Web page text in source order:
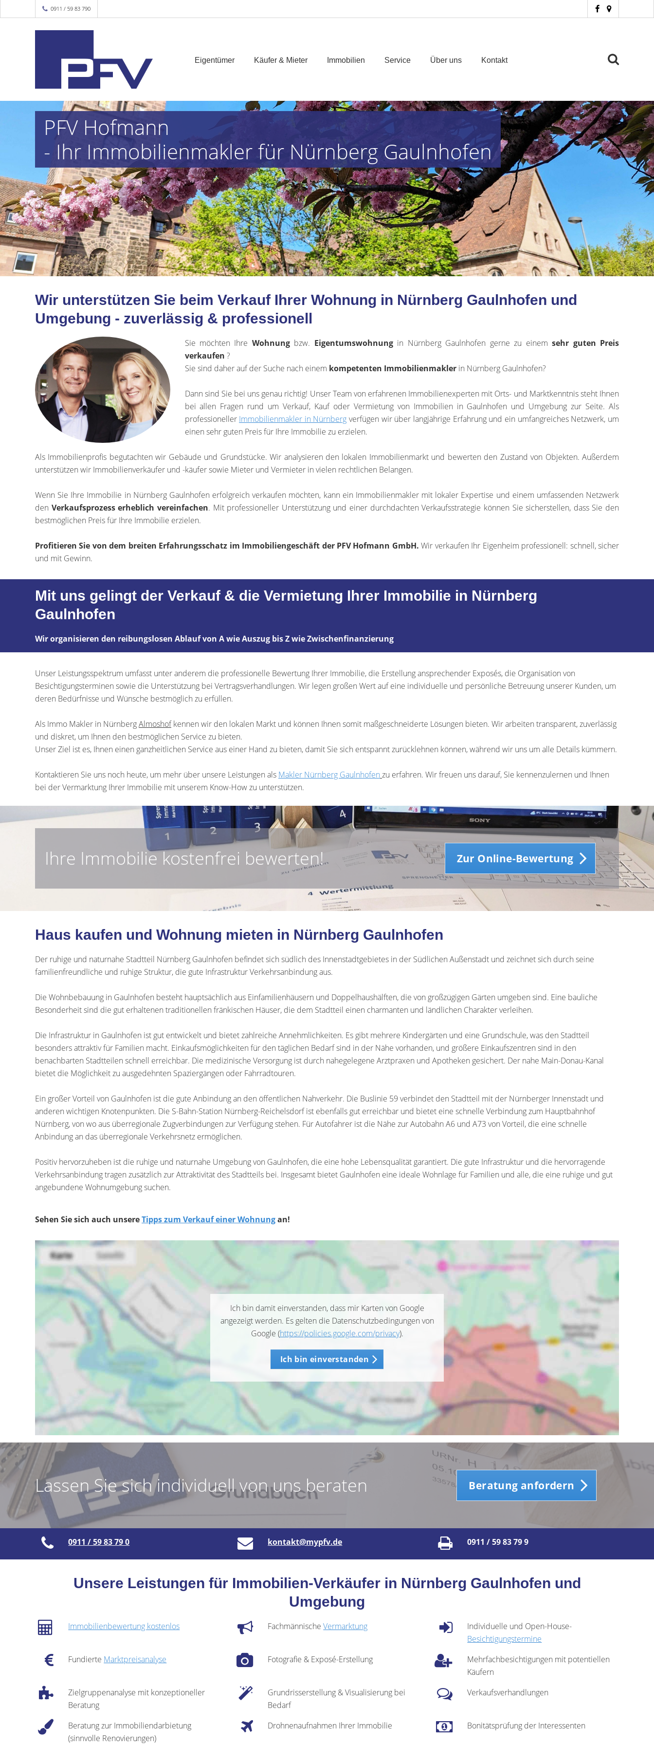
0911 / 59 83 790
Eigentümer Käufer & Mieter Immobilien Service Über uns Kontakt
PFV Hofmann
- Ihr Immobilienmakler für Nürnberg Gaulnhofen
Wir unterstützen Sie beim Verkauf Ihrer Wohnung in Nürnberg Gaulnhofen und
Umgebung - zuverlässig & professionell
Sie möchten Ihre Wohnung bzw. Eigentumswohnungin Nürnberg Gaulnhofen gerne zu einemsehr guten Preis
verkaufen ?
Sie sind daher auf der Suche nach einem kompetenten Immobilienmaklerin Nürnberg Gaulnhofen?
Dann sind Sie bei uns genau richtig! Unser Team von erfahrenen Immobilienexperten mit Orts- und Marktkenntnis steht Ihnen
bei allen Fragen rund um Verkauf, Kauf oder Vermietung von Immobilien in Gaulnhofen und Umgebung zur Seite. Als
professioneller Immobilienmakler in Nürnberg verfügen wir über langjährige Erfahrung und ein umfangreiches Netzwerk, um
einen sehr guten Preis für Ihre Immobilie zu erzielen.
Als Immobilienprofis begutachten wir Gebäude und Grundstücke. Wir analysieren den lokalen Immobilienmarkt und bewerten den Zustand von Objekten. Außerdem
unterstützen wir Immobilienverkäufer und -käufer sowie Mieter und Vermieter in vielen rechtlichen Belangen.
Wenn Sie Ihre Immobilie in Nürnberg Gaulnhofen erfolgreich verkaufen möchten, kann ein Immobilienmakler mit lokaler Expertise und einem umfassenden Netzwerk
den Verkaufsprozess erheblich vereinfachen. Mit professioneller Unterstützung und einer durchdachten Verkaufsstrategie können Sie sicherstellen, dass Sie den
bestmöglichen Preis für Ihre Immobilie erzielen.
Profitieren Sie von dem breiten Erfahrungsschatz im Immobiliengeschäft der PFV Hofmann GmbH. Wir verkaufen Ihr Eigenheim professionell: schnell, sicher
und mit Gewinn.
Mit uns gelingt der Verkauf & die Vermietung Ihrer Immobilie in Nürnberg
Gaulnhofen
Wir organisieren den reibungslosen Ablauf von A wie Auszug bis Z wie Zwischenfinanzierung
Unser Leistungsspektrum umfasst unter anderem die professionelle Bewertung Ihrer Immobilie, die Erstellung ansprechender Exposés, die Organisation von
Besichtigungsterminen sowie die Unterstützung bei Vertragsverhandlungen. Wir legen großen Wert auf eine individuelle und persönliche Betreuung unserer Kunden, um
deren Bedürfnisse und Wünsche bestmöglich zu erfüllen.
Als Immo Makler in NürnbergAlmoshofkennen wir den lokalen Markt und können Ihnen somit maßgeschneiderte Lösungen bieten. Wir arbeiten transparent, zuverlässig
und diskret, um Ihnen den bestmöglichen Service zu bieten.
Unser Ziel ist es, Ihnen einen ganzheitlichen Service aus einer Hand zu bieten, damit Sie sich entspannt zurücklehnen können, während wir uns um alle Details kümmern.
Kontaktieren Sie uns noch heute, um mehr über unsere Leistungen als Makler Nürnberg Gaulnhofen zu erfahren. Wir freuen uns darauf, Sie kennenzulernen und Ihnen
bei der Vermarktung Ihrer Immobilie mit unserem Know-How zu unterstützen.
Ihre Immobilie kostenfrei bewerten! Zur Online-Bewertung
Haus kaufen und Wohnung mieten in Nürnberg Gaulnhofen
Der ruhige und naturnahe Stadtteil Nürnberg Gaulnhofen befindet sich südlich des Innenstadtgebietes in der Südlichen Außenstadt und zeichnet sich durch seine
familienfreundliche und ruhige Struktur, die gute Infrastruktur Verkehrsanbindung aus.
Die Wohnbebauung in Gaulnhofen besteht hauptsächlich aus Einfamilienhäusern und Doppelhaushälften, die von großzügigen Gärten umgeben sind. Eine bauliche
Besonderheit sind die gut erhaltenen traditionellen fränkischen Häuser, die dem Stadtteil einen charmanten und ländlichen Charakter verleihen.
Die Infrastruktur in Gaulnhofen ist gut entwickelt und bietet zahlreiche Annehmlichkeiten. Es gibt mehrere Kindergärten und eine Grundschule, was den Stadtteil
besonders attraktiv für Familien macht. Einkaufsmöglichkeiten für den täglichen Bedarf sind in der Nähe vorhanden, und größere Einkaufszentren sind in den
benachbarten Stadtteilen schnell erreichbar. Die medizinische Versorgung ist durch nahegelegene Arztpraxen und Apotheken gesichert. Der nahe Main-Donau-Kanal
bietet die Möglichkeit zu ausgedehnten Spaziergängen oder Fahrradtouren.
Ein großer Vorteil von Gaulnhofen ist die gute Anbindung an den öffentlichen Nahverkehr. Die Buslinie 59 verbindet den Stadtteil mit der Nürnberger Innenstadt und
anderen wichtigen Knotenpunkten. Die S-Bahn-Station Nürnberg-Reichelsdorf ist ebenfalls gut erreichbar und bietet eine schnelle Verbindung zum Hauptbahnhof
Nürnberg, von wo aus überregionale Zugverbindungen zur Verfügung stehen. Für Autofahrer ist die Nähe zur Autobahn A6 und A73 von Vorteil, die eine schnelle
Anbindung an das überregionale Verkehrsnetz ermöglichen.
Positiv hervorzuheben ist die ruhige und naturnahe Umgebung von Gaulnhofen, die eine hohe Lebensqualität garantiert. Die gute Infrastruktur und die hervorragende
Verkehrsanbindung tragen zusätzlich zur Attraktivität des Stadtteils bei. Insgesamt bietet Gaulnhofen eine ideale Wohnlage für Familien und alle, die eine ruhige und gut
angebundene Wohnumgebung suchen.
Sehen Sie sich auch unsereTipps zum Verkauf einer Wohnungan!
Ich bin damit einverstanden, dass mir Karten von Google
angezeigt werden. Es gelten die Datenschutzbedingungen von
Google (https://policies.google.com/privacy).
Ich bin einverstanden
Lassen Sie sich individuell von uns beraten Beratung anfordern
0911 / 59 83 79 0 kontakt@mypfv.de 0911 / 59 83 79 9
Unsere Leistungen für Immobilien-Verkäufer in Nürnberg Gaulnhofen und
Umgebung
Immobilienbewertung kostenlos FachmännischeVermarktung
Individuelle und Open-House-
Besichtigungstermine
Fundierte Marktpreisanalyse Fotografie & Exposé-Erstellung
Mehrfachbesichtigungen mit potentiellen
Käufern
Zielgruppenanalyse mit konzeptioneller
Beratung
Grundrisserstellung & Visualisierung bei
Bedarf
Verkaufsverhandlungen
Beratung zur Immobiliendarbietung
(sinnvolle Renovierungen)
Drohnenaufnahmen Ihrer Immobilie Bonitätsprüfung der Interessenten